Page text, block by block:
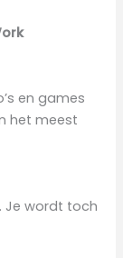
en games
het meest
Je wordt toch